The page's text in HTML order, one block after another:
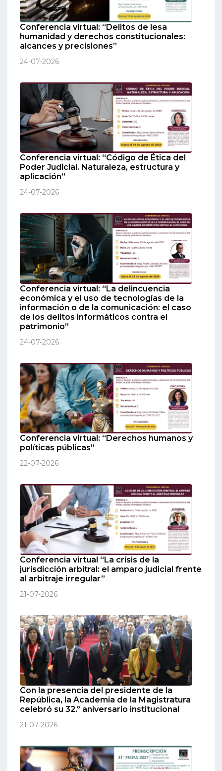
Conferencia virtual: “Delitos de lesa
humanidad y derechos constitucionales:
alcances y precisiones”
24-07-2026
Conferencia virtual: “Código de Ética del
Poder Judicial. Naturaleza, estructura y
aplicación”
24-07-2026
Conferencia virtual: “La delincuencia
económica y el uso de tecnologías de la
información o de la comunicación: el caso
de los delitos informáticos contra el
patrimonio”
24-07-2026
Conferencia virtual: “Derechos humanos y
políticas públicas”
22-07-2026
Conferencia virtual “La crisis de la
jurisdicción arbitral: el amparo judicial frente
al arbitraje irregular”
21-07-2026
Con la presencia del presidente de la
República, la Academia de la Magistratura
celebró su 32.º aniversario institucional
21-07-2026